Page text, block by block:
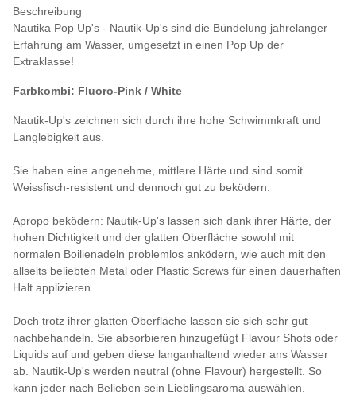
Beschreibung
Nautika Pop Up's - Nautik-Up's sind die Bündelung jahrelanger
Erfahrung am Wasser, umgesetzt in einen Pop Up der
Extraklasse!
Farbkombi: Fluoro-Pink / White
Nautik-Up's zeichnen sich durch ihre hohe Schwimmkraft und
Langlebigkeit aus.
Sie haben eine angenehme, mittlere Härte und sind somit
Weissfisch-resistent und dennoch gut zu beködern.
Apropo beködern: Nautik-Up's lassen sich dank ihrer Härte, der
hohen Dichtigkeit und der glatten Oberfläche sowohl mit
normalen Boilienadeln problemlos anködern, wie auch mit den
allseits beliebten Metal oder Plastic Screws für einen dauerhaften
Halt applizieren.
Doch trotz ihrer glatten Oberfläche lassen sie sich sehr gut
nachbehandeln. Sie absorbieren hinzugefügt Flavour Shots oder
Liquids auf und geben diese langanhaltend wieder ans Wasser
ab. Nautik-Up's werden neutral (ohne Flavour) hergestellt. So
kann jeder nach Belieben sein Lieblingsaroma auswählen.